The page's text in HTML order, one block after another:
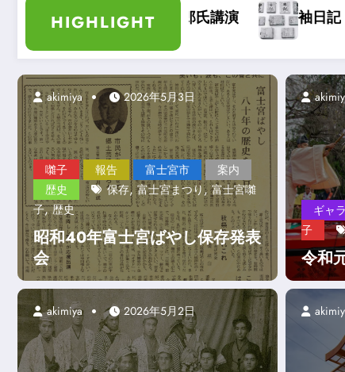
HIGHLIGHT
袖日記 大宮浅間秋祭り・大宮祭
囃子 報告 富士宮市
案内
歴史
保存,富士宮まつり,富士宮囃
子,歴史
昭和40年富士宮ばやし保存発表
会
akimiya 2026年5月3日
akimiya 2026年5月2日
ギャ
子
令和
akimiya 2026年1月19日